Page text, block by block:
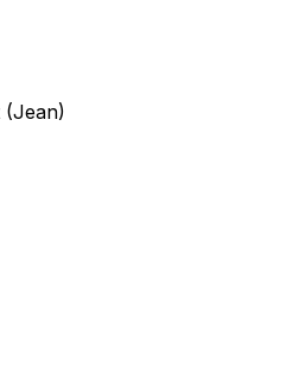
(Jean)